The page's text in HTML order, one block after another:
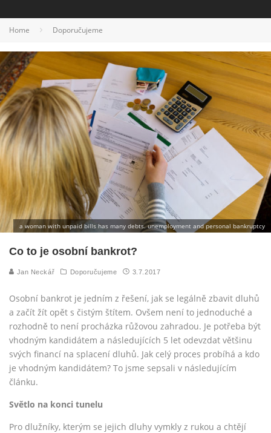
Home Doporučujeme
a woman with unpaid bills has many debts. unemployment and personal bankruptcy
Co to je osobní bankrot?
Jan Neckář Doporučujeme 3.7.2017
Osobní bankrot je jedním z řešení, jak se legálně zbavit dluhů
a začít žít opět s čistým štítem. Ovšem není to jednoduché a
rozhodně to není procházka růžovou zahradou. Je potřeba být
vhodným kandidátem a následujících 5 let odevzdat většinu
svých financí na splacení dluhů. Jak celý proces probíhá a kdo
je vhodným kandidátem? To jsme sepsali v následujícím
článku.
Světlo na konci tunelu
Pro dlužníky, kterým se jejich dluhy vymkly z rukou a chtějí